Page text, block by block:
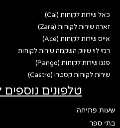
כאל שירות לקוחות (Cal)
זארה שירות לקוחות (Zara)
אייס שירות לקוחות (Ace)
רמי לוי שיווק השקמה שירות לקוחות
פנגו שירות לקוחות (Pango)
שירות לקוחות קסטרו (Castro)
טלפונים נוספים
שעות פתיחה
בתי ספר